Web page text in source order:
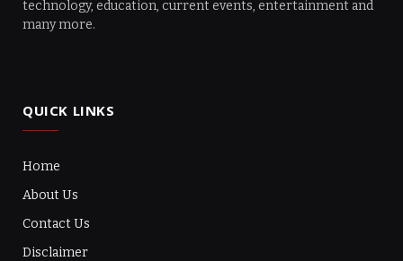
technology, education, current events, entertainment and
many more.
QUICK LINKS
Home
About Us
Contact Us
Disclaimer